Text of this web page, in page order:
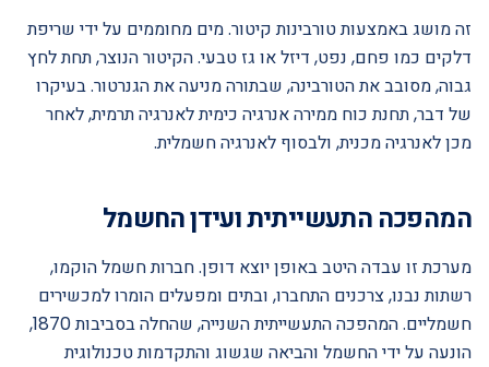
זה מושג באמצעות טורבינות קיטור. מים מחוממים על ידי שריפת
דלקים כמו פחם, נפט, דיזל או גז טבעי. הקיטור הנוצר, תחת לחץ
גבוה, מסובב את הטורבינה, שבתורה מניעה את הגנרטור. בעיקרו
של דבר, תחנת כוח ממירה אנרגיה כימית לאנרגיה תרמית, לאחר
מכן לאנרגיה מכנית, ולבסוף לאנרגיה חשמלית.
המהפכה התעשייתית ועידן החשמל
מערכת זו עבדה היטב באופן יוצא דופן. חברות חשמל הוקמו,
רשתות נבנו, צרכנים התחברו, ובתים ומפעלים הומרו למכשירים
חשמליים. המהפכה התעשייתית השנייה, שהחלה בסביבות 1870,
הונעה על ידי החשמל והביאה שגשוג והתקדמות טכנולוגית